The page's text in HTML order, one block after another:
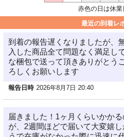
赤色の日は休業
最近の到着レ
到着の報告遅くなりましたが、
入した商品全て問題なく満足し
な梱包で送って頂きありがとう
ろしくお願いします
報告日時 2026年8月7日 20:40
届きました！1ヶ月くらいかか
が、2週間ほどで届いて大変嬉